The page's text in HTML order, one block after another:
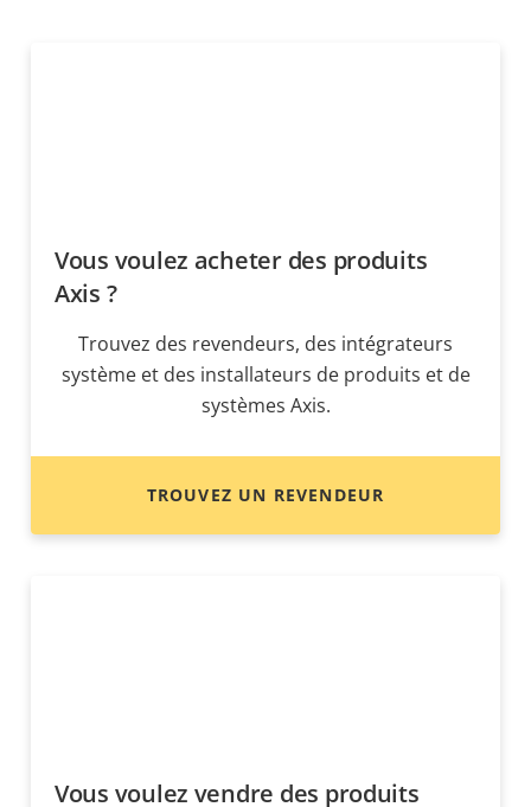
Vous voulez acheter des produits
Axis ?
Trouvez des revendeurs, des intégrateurs
système et des installateurs de produits et de
systèmes Axis.
TROUVEZ UN REVENDEUR
Vous voulez vendre des produits